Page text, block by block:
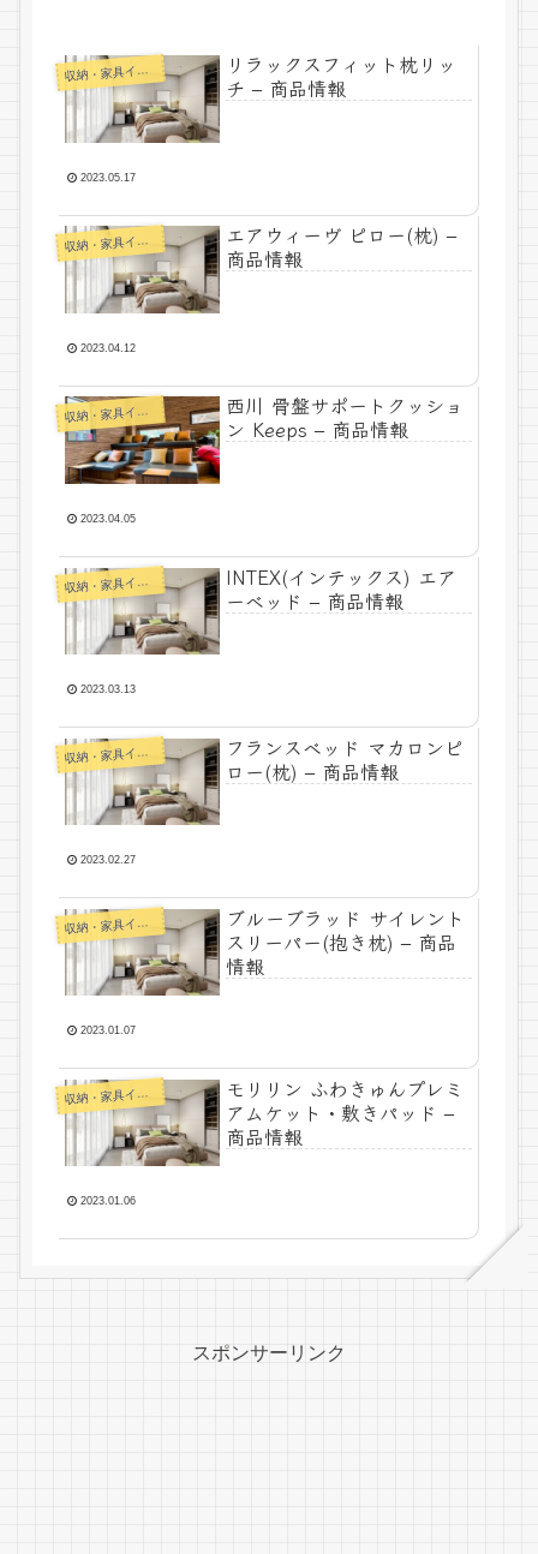
収 納・家具インテリア
リラックスフィット枕リッ
チ – 商品情報
2023.05.17
収 納・家具インテリア
エアウィーヴ ピロー(枕) –
商品情報
2023.04.12
収 納・家具インテリア
西川 骨盤サポートクッショ
ン Keeps – 商品情報
2023.04.05
収 納・家具インテリア
INTEX(インテックス) エア
ーベッド – 商品情報
2023.03.13
収 納・家具インテリア
フランスベッド マカロンピ
ロー(枕) – 商品情報
2023.02.27
収 納・家具インテリア
ブルーブラッド サイレント
スリーパー(抱き枕) – 商品
情報
2023.01.07
収 納・家具インテリア
モリリン ふわきゅんプレミ
アムケット・敷きパッド –
商品情報
2023.01.06
スポンサーリンク